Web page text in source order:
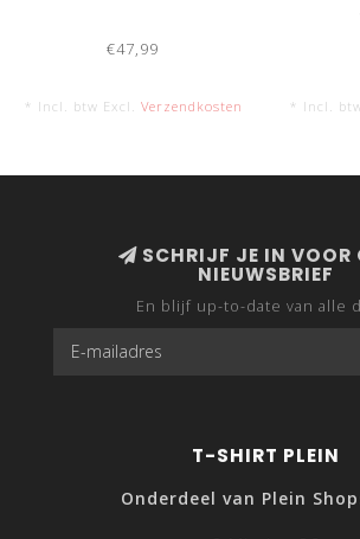
€47,99
* Incl. btw Excl. Verzendkosten * Incl.
SCHRIJF JE IN VOOR
NIEUWSBRIEF
En blijf up-to-date van alle
T-SHIRT PLEIN
Onderdeel van Plein